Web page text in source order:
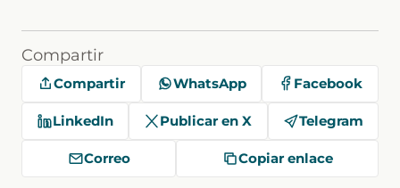
Compartir
Compartir WhatsApp Facebook
LinkedIn Publicar en X Telegram
Correo Copiar enlace